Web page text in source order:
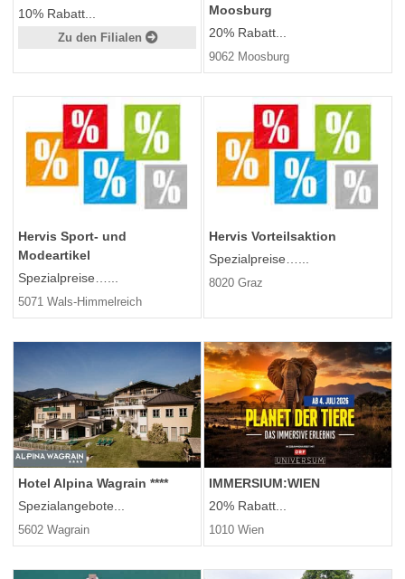
10% Rabatt...
Zu den Filialen
Moosburg
20% Rabatt...
9062 Moosburg
Hervis Sport- und
Modeartikel
Spezialpreise…...
5071 Wals-Himmelreich
Hervis Vorteilsaktion
Spezialpreise…...
8020 Graz
Hotel Alpina Wagrain ****
Spezialangebote...
5602 Wagrain
IMMERSIUM:WIEN
20% Rabatt...
1010 Wien